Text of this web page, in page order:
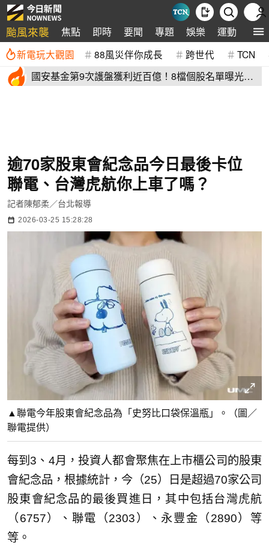
颱風來襲 焦點 即時 要聞 專題 娛樂 運動 全球
新電玩大觀園 88風災伴你成長 跨世代 TCN
國安基金第9次護盤獲利近百億！8檔個股名單曝光
逾70家股東會紀念品今日最後卡位
聯電、台灣虎航你上車了嗎？
記者陳郁柔／台北報導
2026-03-25 15:28:28
▲聯電今年股東會紀念品為「史努比口袋保溫瓶」。（圖／
聯電提供）
每到3、4月，投資人都會聚焦在上市櫃公司的股東
會紀念品，根據統計，今（25）日是超過70家公司
股東會紀念品的最後買進日，其中包括台灣虎航
（6757）、聯電（2303）、永豐金（2890）等
等。